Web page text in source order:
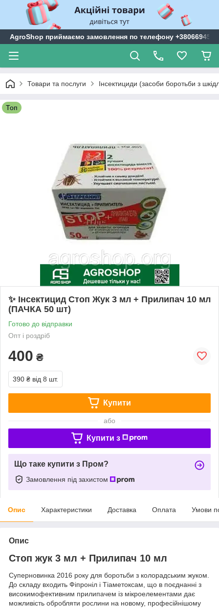
AgroShop приймаємо замовлення по телефону
Товари та послуги Інсектициди (засоби боротьби з
Топ
✨ Інсектицид Стоп Жук 3 мл + Прилипач 10 мл
(ПАЧКА 50 шт)
Готово до відправки
Опт і роздріб
400 ₴
390 ₴ від 8 шт.
Купити
або
Купити з
Що таке купити з Пром?
Замовлення під захистом
Опис Характеристики Доставка Оплата Умови
Опис
Стоп жук 3 мл + Прилипач 10 мл
Суперновинка 2016 року для боротьби з колорадським жуком.
До складу входить Фіпроніл і Тіаметоксам, що в поєднанні з
високимофективним прилипачем із мікроелементами дає
можливість обробляти рослини на новому, професійнішому